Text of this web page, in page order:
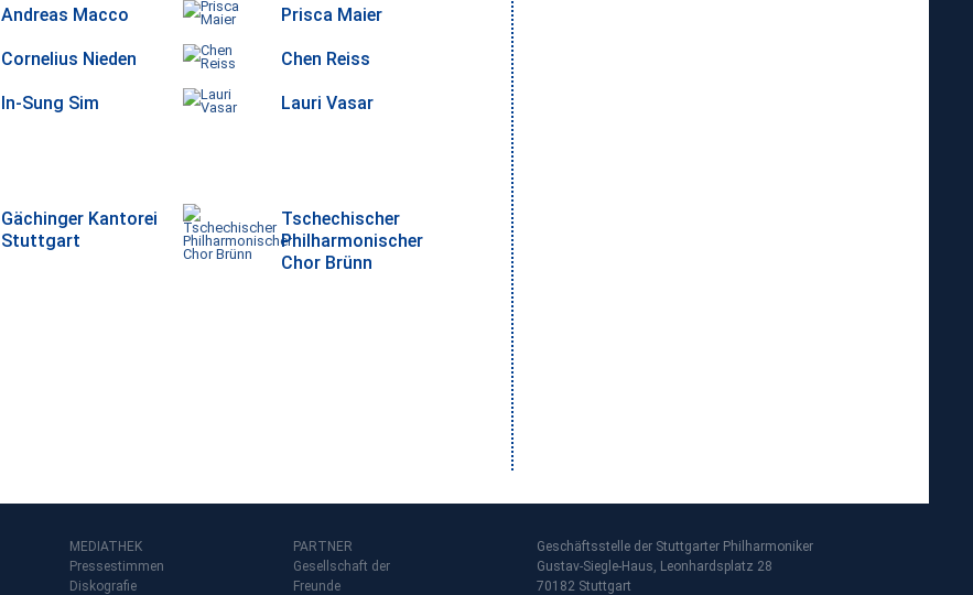
Andreas Macco Prisca Maier
Cornelius Nieden Chen Reiss
In-Sung Sim Lauri Vasar
Gächinger Kantorei
Stuttgart
Tschechischer
Philharmonischer
Chor Brünn
MEDIATHEK
Pressestimmen
Diskografie
PARTNER
Gesellschaft der
Freunde
Geschäftsstelle der Stuttgarter Philharmoniker
Gustav-Siegle-Haus, Leonhardsplatz 28
70182 Stuttgart